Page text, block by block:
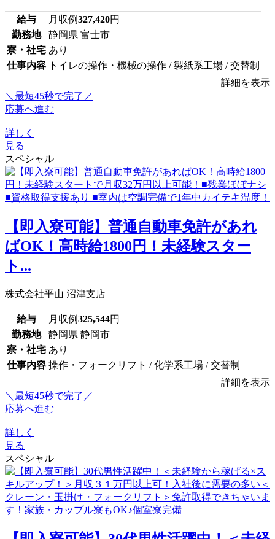
給与 月収例327,420円
勤務地
静岡県 富士市
寮・社宅 あり
仕事内容 トイレの操作・機械の操作 / 製紙系工場 / 交替制
詳細を表示
＼最短45秒で完了／
応募へ進む
詳しく
見る
スペシャル
【即入寮可能】普通自動車免許があれ
ばOK！高時給1800円！未経験スター
ト...
株式会社平山 沼津支店
給与 月収例325,544円
勤務地
静岡県 静岡市
寮・社宅 あり
仕事内容 操作・フォークリフト / 化学系工場 / 交替制
詳細を表示
＼最短45秒で完了／
応募へ進む
詳しく
見る
スペシャル